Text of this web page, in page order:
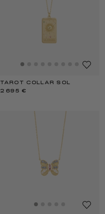
TAROT COLLAR SOL
2 695 €